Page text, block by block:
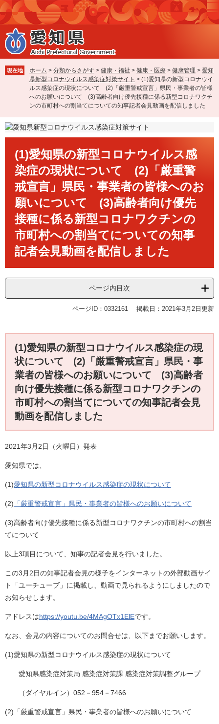
ペ
ー
ジ
の
先
で
す
メ
ニ
ュ
ー
を
ば
し
現在地 ホーム > 分類からさがす > 健康・福祉 > 健康・医療 > 健康管理 > 愛知
県新型コロナウイルス感染症対策サイト > (1)愛知県の新型コロナウイ
ルス感染症の現状について (2)「厳重警戒宣言」県民・事業者の皆様
へのお願いについて (3)高齢者向け優先接種に係る新型コロナワクチ
ンの市町村への割当てについての知事記者会見動画を配信しました
(1)愛知県の新型コロナウイルス感
染症の現状について (2)「厳重警
戒宣言」県民・事業者の皆様へのお
願いについて (3)高齢者向け優先
接種に係る新型コロナワクチンの
市町村への割当てについての知事
記者会見動画を配信しました
ページ内目次
ページID：0332161 掲載日：2021年3月2日更新
(1)愛知県の新型コロナウイルス感染症の現
状について (2)「厳重警戒宣言」県民・事
業者の皆様へのお願いについて (3)高齢者
向け優先接種に係る新型コロナワクチンの
市町村への割当てについての知事記者会見
動画を配信しました
2021年3月2日（火曜日）発表
愛知県では、
(1)愛知県の新型コロナウイルス感染症の現状について
(2) 「厳重警戒宣言」県民・事業者の皆様へのお願いについて
(3)高齢者向け優先接種に係る新型コロナワクチンの市町村への割当
てについて
以上3項目について、知事の記者会見を行いました。
この3月2日の知事記者会見の様子をインターネットの外部動画サイ
ト「ユーチューブ」に掲載し、動画で見られるようにしましたので
お知らせします。
アドレスはhttps://youtu.be/4MAgOTx1ElEです。
なお、会見の内容についてのお問合せは、以下までお願いします。
(1)愛知県の新型コロナウイルス感染症の現状について
愛知県感染症対策局 感染症対策課 感染症対策調整グループ
（ダイヤルイン）052－954－7466
(2)「厳重警戒宣言」県民・事業者の皆様へのお願いについて